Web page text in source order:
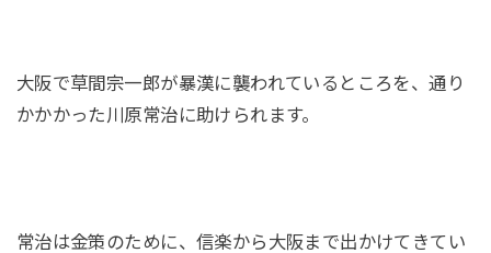
大阪で草間宗一郎が暴漢に襲われているところを、通り
かかかった川原常治に助けられます。
常治は金策のために、信楽から大阪まで出かけてきてい